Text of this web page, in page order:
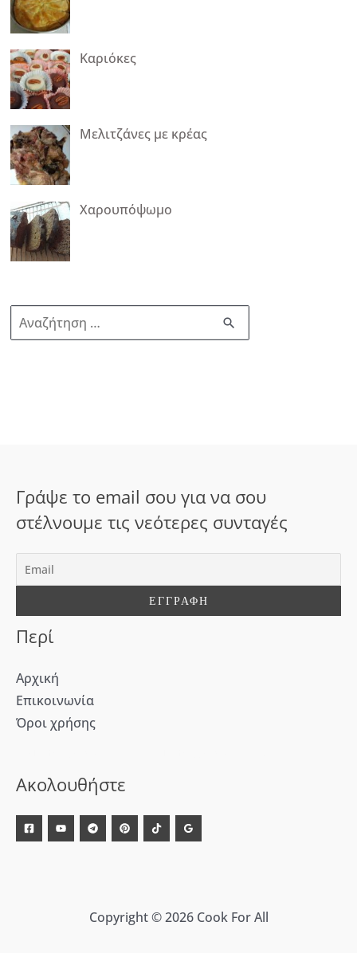
Καριόκες
Mελιτζάνες με κρέας
Χαρουπόψωμο
ν
σ
α
Γράψε το email σου για να σου
στέλνουμε τις νεότερες συνταγές
Περί
Αρχική
Επικοινωνία
Όροι χρήσης
Ακολουθήστε
Copyright © 2026 Cook For All